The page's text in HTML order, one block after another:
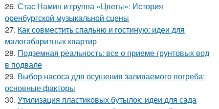
26. Стас Намин и группа «Цветы»: История
оренбургской музыкальной сцены
27. Как совместить спальню и гостиную: идеи для
малогабаритных квартир
28. Подземная реальность: все о приеме грунтовых вод
в подвале
29. Выбор насоса для осушения заливаемого погреба:
основные факторы
30. Утилизация пластиковых бутылок: идеи для сада